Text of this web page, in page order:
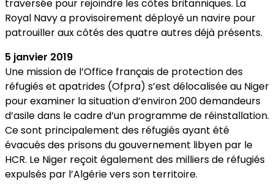
traversée pour rejoindre les côtes britanniques. La
Royal Navy a provisoirement déployé un navire pour
patrouiller aux côtés des quatre autres déjà présents.
5 janvier 2019
Une mission de l’Office français de protection des
réfugiés et apatrides (Ofpra) s’est délocalisée au Niger
pour examiner la situation d’environ 200 demandeurs
d’asile dans le cadre d’un programme de réinstallation.
Ce sont principalement des réfugiés ayant été
évacués des prisons du gouvernement libyen par le
HCR. Le Niger reçoit également des milliers de réfugiés
expulsés par l’Algérie vers son territoire.